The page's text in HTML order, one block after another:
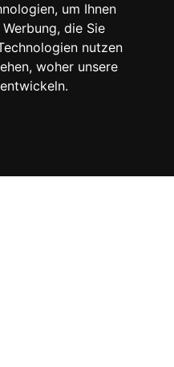
um Ihnen
die Sie
nutzen
woher unsere